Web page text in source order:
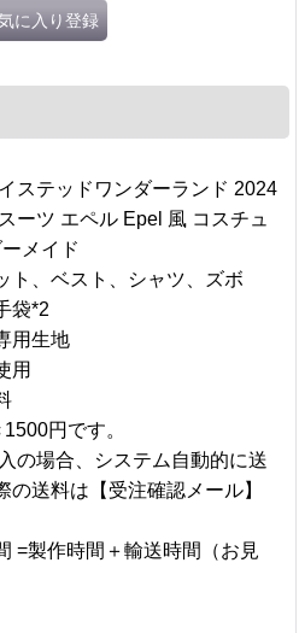
に入り登録
ステッドワンダーランド 2024
ーツ エペル Epel 風 コスチュ
メイド
ト、ベスト、シャツ、ズボ
袋*2
用生地
用
円です。
の場合、システム自動的に送
送料は【受注確認メール】
製作時間＋輸送時間（お見